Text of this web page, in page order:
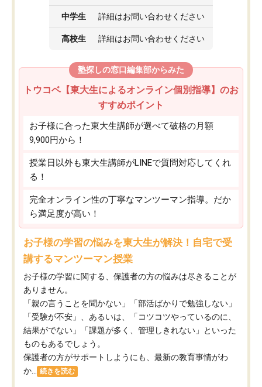
中学生 詳細はお問い合わせください
高校生 詳細はお問い合わせください
塾探しの窓口編集部からみた
トウコベ【東大生によるオンライン個別指導】のお
すすめポイント
お子様に合った東大生講師が選べて破格の月額
9,900円から！
授業日以外も東大生講師がLINEで質問対応してくれ
る！
完全オンライン性の丁寧なマンツーマン指導。だか
ら満足度が高い！
お子様の学習の悩みを東大生が解決！自宅で受
講するマンツーマン授業
お子様の学習に関する、保護者の方の悩みは尽きることが
ありません。
「親の言うことを聞かない」「部活ばかりで勉強しない」
「受験が不安」、あるいは、「コツコツやっているのに、
結果がでない」「課題が多く、管理しきれない」といった
ものもあるでしょう。
保護者の方がサポートしようにも、最新の教育事情がわ
か...
続きを読む